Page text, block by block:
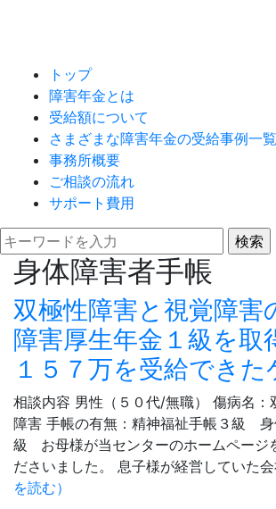
トップ
障害年金とは
受給額について
さまざまな障害年金の受給事例一覧
事務所概要
ご相談の流れ
サポート費用
身体障害者手帳
双極性障害と視覚障害
障害厚生年金１級を取
１５７万を受給できた
相談内容 男性（５０代/無職） 傷病名：
障害 手帳の有無：精神福祉手帳３級 身
級 お母様が当センターのホームページ
ださいました。 息子様が経営していた
を読む）